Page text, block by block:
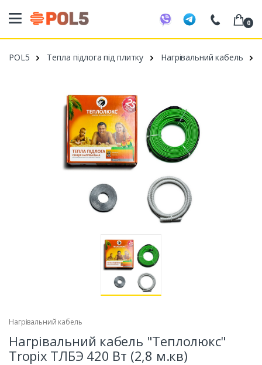
098 20 52 818
099 53 43 210
0
POL5 Тепла підлога під плитку Нагрівальний кабель
Нагрівальний кабель
Нагрівальний кабель "Теплолюкс"
Tropix ТЛБЭ 420 Вт (2,8 м.кв)